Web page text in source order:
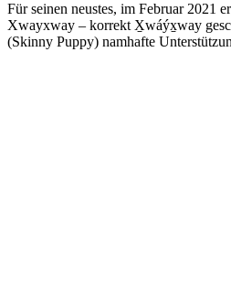
Für seinen neustes, im Februar 2021
Xwayxway – korrekt X̱wáýx̱way
(Skinny Puppy) namhafte